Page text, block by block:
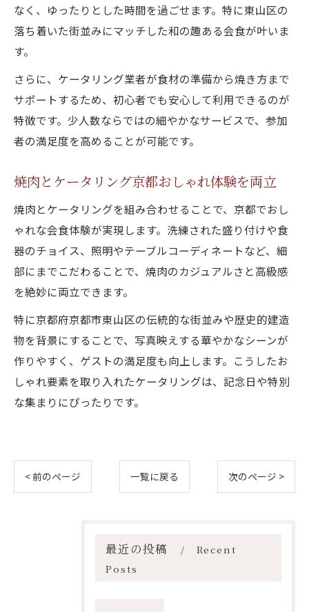
なく、ゆったりとした時間を過ごせます。特に東山区の
落ち着いた街並みにマッチした和の趣ある会食が叶いま
す。
さらに、ケータリング業者が食材の準備から焼き方まで
サポートするため、初心者でも安心して利用できるのが
特徴です。少人数ならではの細やかなサービスで、参加
者の満足度を高めることが可能です。
焼肉とケータリング京都おしゃれ体験を両立
焼肉とケータリングを組み合わせることで、京都でおし
ゃれな会食体験が実現します。洗練された盛り付けや食
器のチョイス、照明やテーブルコーディネートなど、細
部にまでこだわることで、焼肉のカジュアルさと高級感
を絶妙に両立できます。
特に京都府京都市東山区の伝統的な街並みや歴史的建造
物を背景にすることで、写真映えする華やかなシーンが
作りやすく、ゲストの満足度も向上します。こうしたお
しゃれ要素を取り入れたケータリングは、記念日や特別
な集まりにぴったりです。
< 前のページ 一覧に戻る 次のページ >
最近の投稿
Recent
Posts